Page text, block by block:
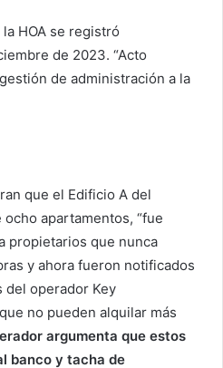
HOA se registró
de 2023. “Acto
de administración a la
que el Edificio A del
apartamentos, “fue
propietarios que nunca
y ahora fueron notificados
del operador Key
no pueden alquilar más
argumenta que estos
banco y tacha de